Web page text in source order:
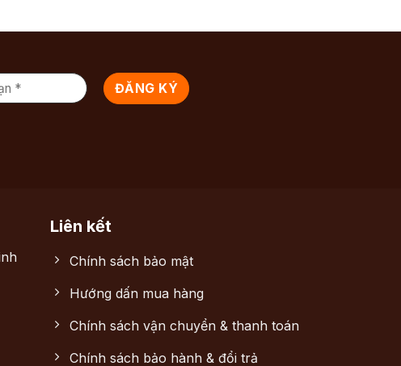
Liên kết
Chính sách bảo mật
Hướng dấn mua hàng
Chính sách vận chuyển & thanh toán
Chính sách bảo hành & đổi trả